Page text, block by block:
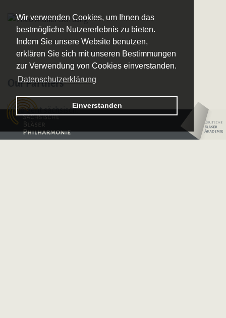
Wir verwenden Cookies, um Ihnen das
bestmögliche Nutzererlebnis zu bieten.
Indem Sie unsere Website benutzen,
erklären Sie sich mit unseren Bestimmungen
zur Verwendung von Cookies einverstanden.
Datenschutzerklärung
Einverstanden
Logo – Sächsische Bläserphilharmonie
Logo – Deutsche
Our Partners